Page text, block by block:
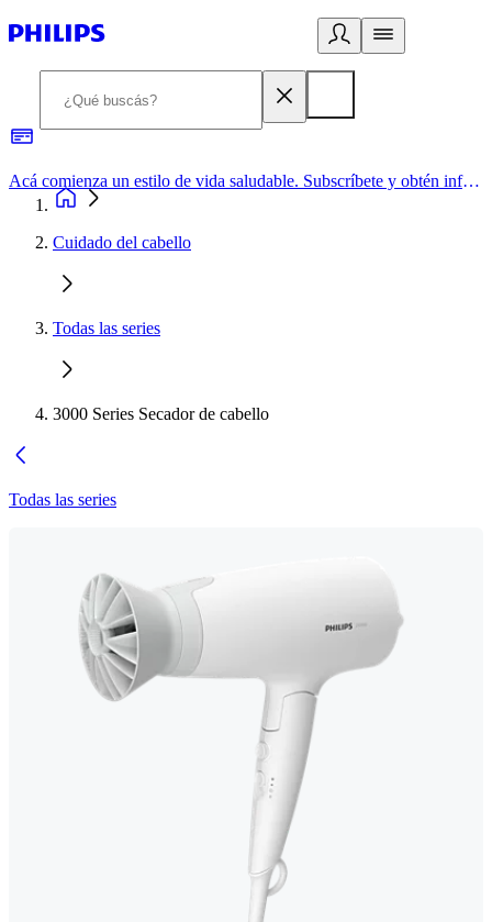
Acá comienza un estilo de vida saludable. Subscríbete y obtén información de primera mano
Cuidado del cabello
Todas las series
3000 Series Secador de cabello
Todas las series